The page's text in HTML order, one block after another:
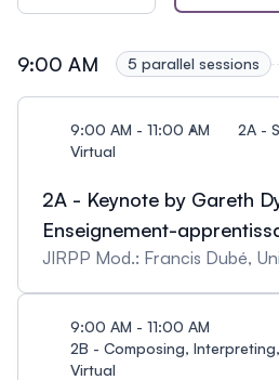
9:00 AM 5 parallel sessions
9:00 AM - 11:00 AM
2A -
Virtual
2A - Keynote by Gareth
Enseignement-
JIRPP Mod.: Francis Dubé,
9:00 AM - 11:00 AM
2B - Composing,
Virtual